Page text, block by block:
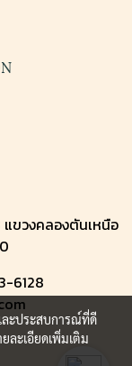
ขวงคลองตันเหนือ
6128
ละประสบการณ์ที่ดี
ละเอียดเพิ่มเติม